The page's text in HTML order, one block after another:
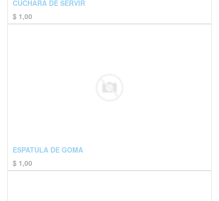
CUCHARA DE SERVIR
$ 1,00
ESPATULA DE GOMA
$ 1,00